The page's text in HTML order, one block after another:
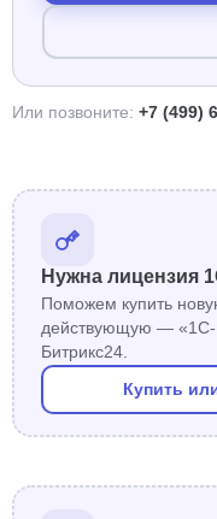
Или позвоните: +7 (499)
Нужна лицензия
Поможем купить
действующую — «1С-
Битрикс24.
Купить